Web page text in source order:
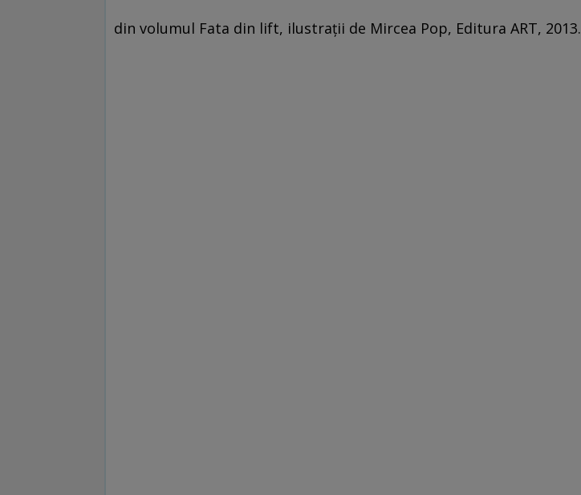
din volumul Fata din lift, ilustraţii de Mircea Pop, Editura ART, 2013.